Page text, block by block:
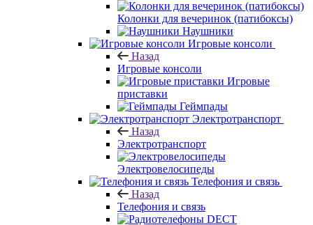
Колонки для вечеринок (патибоксы)
Наушники
Игровые консоли
Назад
Игровые консоли
Игровые
приставки
Геймпады
Электротранспорт
Назад
Электротранспорт
Электровелосипеды
Телефония и связь
Назад
Телефония и связь